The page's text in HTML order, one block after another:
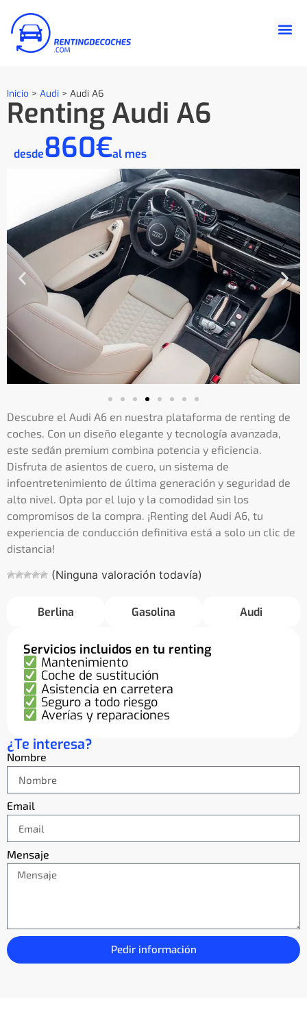
Inicio > Audi > Audi A6
Renting Audi A6
desde860€al mes
Descubre el Audi A6 en nuestra plataforma de renting de
coches. Con un diseño elegante y tecnología avanzada,
este sedán premium combina potencia y eficiencia.
Disfruta de asientos de cuero, un sistema de
infoentretenimiento de última generación y seguridad de
alto nivel. Opta por el lujo y la comodidad sin los
compromisos de la compra. ¡Renting del Audi A6, tu
experiencia de conducción definitiva está a solo un clic de
distancia!
(Ninguna valoración todavía)
Berlina Gasolina Audi
Servicios incluidos en tu renting
Mantenimiento
Coche de sustitución
Asistencia en carretera
Seguro a todo riesgo
Averías y reparaciones
¿Te interesa?
Nombre
Email
Mensaje
Pedir información